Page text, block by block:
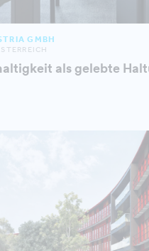
GMBH
als gelebte